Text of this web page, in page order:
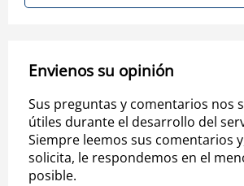
Envienos su opinión
Sus preguntas y comentarios nos
útiles durante el desarrollo del
Siempre leemos sus comentarios
solicita, le respondemos en el
posible.